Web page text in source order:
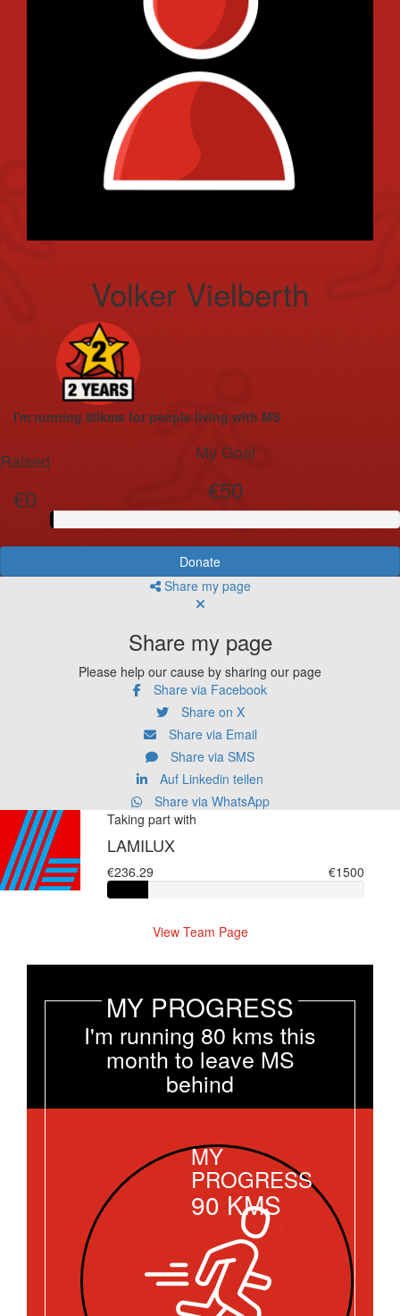
Volker Vielberth
I'm running 80kms for people living with MS
Raised
€0
My Goal
€50
Donate
Share my page
Share my page
Please help our cause by sharing our page
Share via Facebook
Share on X
Share via Email
Share via SMS
Auf Linkedin teilen
Share via WhatsApp
Taking part with
LAMILUX
€236.29 €1500
View Team Page
MY PROGRESS
I'm running 80 kms this
month to leave MS
behind
MY
PROGRESS
90 KMS